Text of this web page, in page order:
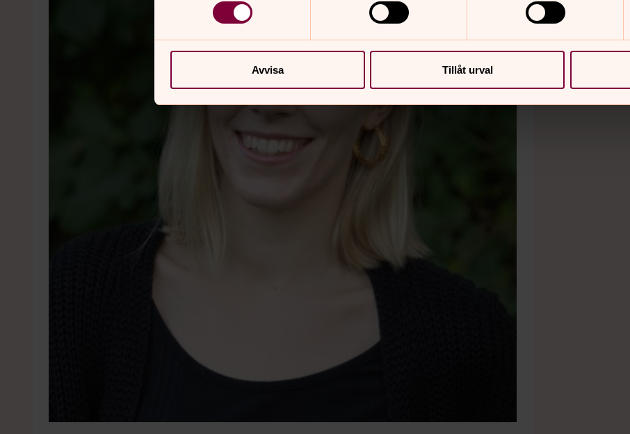
Avvisa Tillåt urval